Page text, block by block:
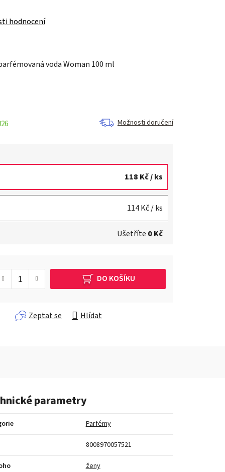
hodnocení
voda Woman 100 ml
Možnosti doručení
118 Kč/ ks
114 Kč/ ks
Ušetříte 0 Kč
DO KOŠÍKU
Zeptat se Hlídat
parametry
Parfémy
8008970057521
ženy